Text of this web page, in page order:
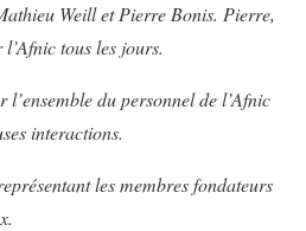
Weill et Pierre Bonis. Pierre,
tous les jours.
du personnel de l’Afnic
interactions.
les membres fondateurs